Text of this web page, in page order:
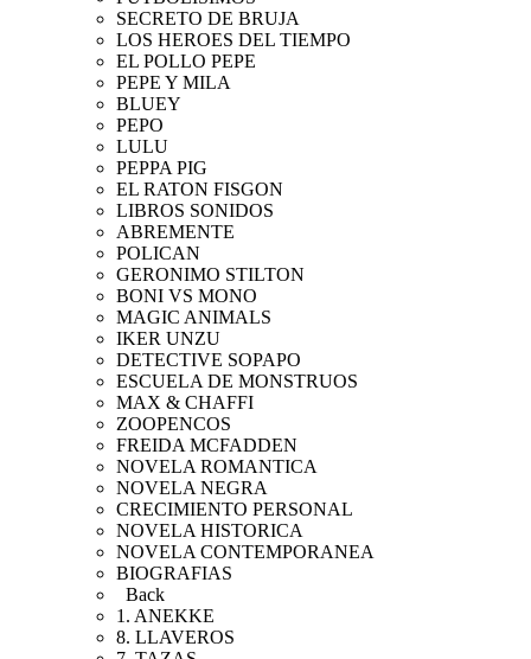
SECRETO DE BRUJA
LOS HEROES DEL TIEMPO
EL POLLO PEPE
PEPE Y MILA
BLUEY
PEPO
LULU
PEPPA PIG
EL RATON FISGON
LIBROS SONIDOS
ABREMENTE
POLICAN
GERONIMO STILTON
BONI VS MONO
MAGIC ANIMALS
IKER UNZU
DETECTIVE SOPAPO
ESCUELA DE MONSTRUOS
MAX & CHAFFI
ZOOPENCOS
FREIDA MCFADDEN
NOVELA ROMANTICA
NOVELA NEGRA
CRECIMIENTO PERSONAL
NOVELA HISTORICA
NOVELA CONTEMPORANEA
BIOGRAFIAS
Back
1. ANEKKE
8. LLAVEROS